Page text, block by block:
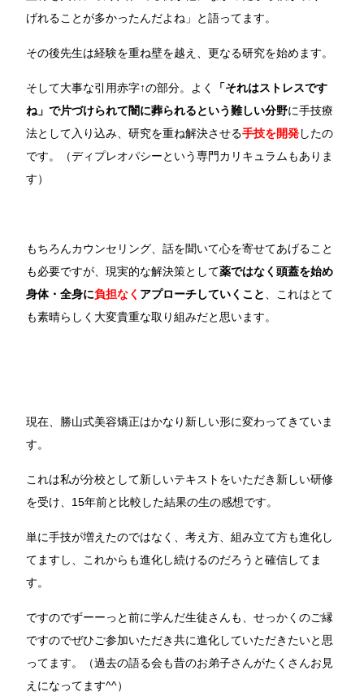
げれることが多かったんだよね」と語ってます。
その後先生は経験を重ね壁を越え、更なる研究を始めます。
そして大事な引用赤字↑の部分。よく
「それはストレスです
ね」で片づけられて闇に葬られるという難しい分野に手技療
法として入り込み、研究を重ね解決させる手技を開発したの
です。（ディプレオパシーという専門カリキュラムもありま
す）
もちろんカウンセリング、話を聞いて心を寄せてあげること
も必要ですが、現実的な解決策として薬ではなく頭蓋を始め
身体・全身に負担なく アプローチしていくこと
、これはとて
も素晴らしく大変貴重な取り組みだと思います。
現在、勝山式美容矯正はかなり新しい形に変わってきていま
す。
これは私が分校として新しいテキストをいただき新しい研修
を受け、15年前と比較した結果の生の感想です。
単に手技が増えたのではなく、考え方、組み立て方も進化し
てますし、これからも進化し続けるのだろうと確信してま
す。
ですのでずーーっと前に学んだ生徒さんも、せっかくのご縁
ですのでぜひご参加いただき共に進化していただきたいと思
ってます。（過去の語る会も昔のお弟子さんがたくさんお見
えになってます^^）